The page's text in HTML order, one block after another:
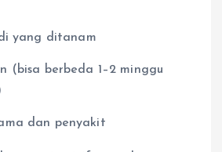
yang ditanam
(bisa berbeda 1–2 minggu
dan penyakit